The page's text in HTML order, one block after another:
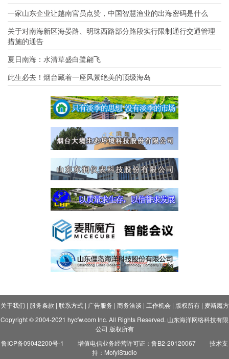
一家山东企业让越南官员点赞，中国智慧渔业的出海密码是什么
关于对南海新区海晏路、明珠西路部分路段实行限制通行交通管理
措施的通告
夏日南海：水清草盛白鹭翩飞
此生必去！烟台藏着一座风景绝美的顶级海岛
关于我们 | 服务条款 | 联系方式| 广告服务 | 商务洽谈 | 工作机会| 版权所有| 麦斯魔方
Copyright © 2004-2021 hycfw.com Inc. All Rights Reserved. 山东海洋网络科技有限
公司 版权所有
鲁ICP备09042200号-1
增值电信业务经营许可证：鲁B2-20120067
技术支
持：MofyiStudio